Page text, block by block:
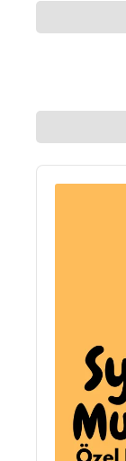
Audio
Player